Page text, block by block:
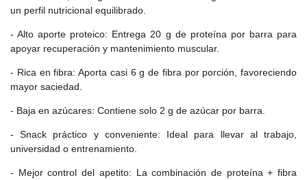
un perfil nutricional equilibrado.
- Alto aporte proteico: Entrega 20 g de proteína por barra para
apoyar recuperación y mantenimiento muscular.
- Rica en fibra: Aporta casi 6 g de fibra por porción, favoreciendo
mayor saciedad.
- Baja en azúcares: Contiene solo 2 g de azúcar por barra.
- Snack práctico y conveniente: Ideal para llevar al trabajo,
universidad o entrenamiento.
- Mejor control del apetito: La combinación de proteína + fibra